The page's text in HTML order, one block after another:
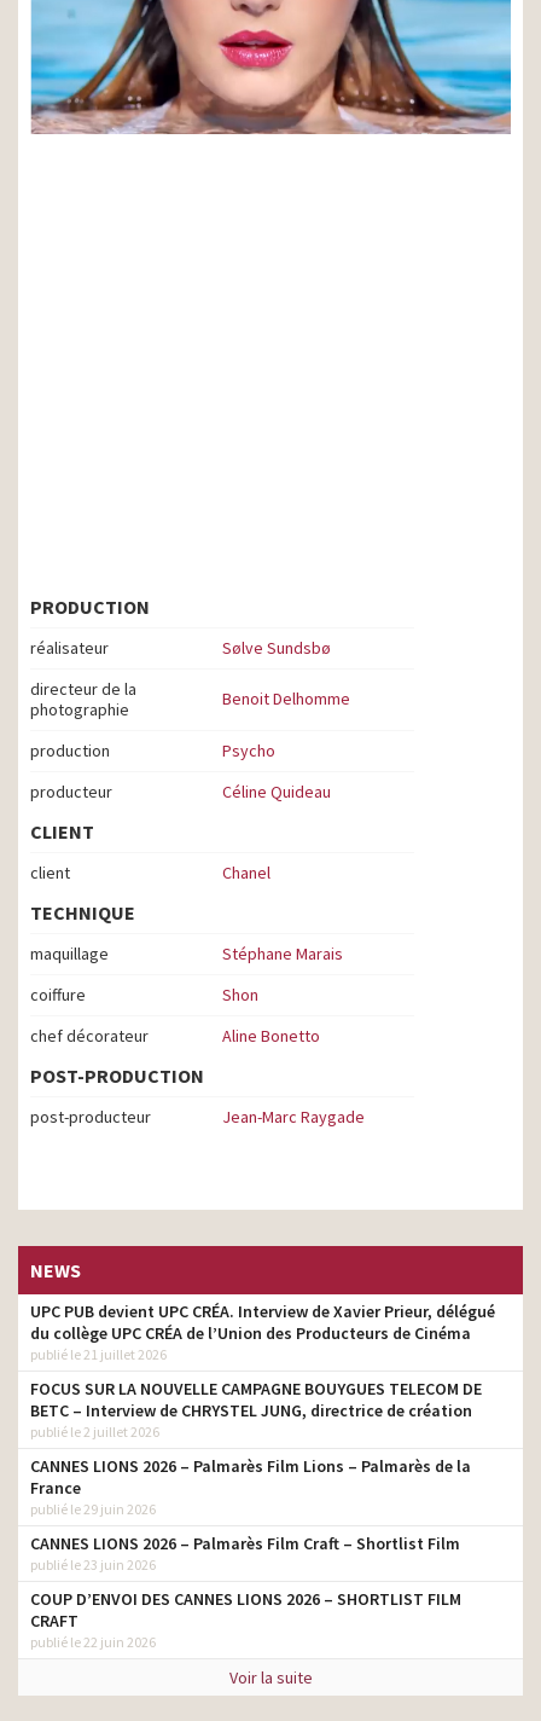
PRODUCTION
réalisateur
Sølve Sundsbø
directeur de la
photographie
Benoit Delhomme
production
Psycho
producteur
Céline Quideau
CLIENT
client Chanel
TECHNIQUE
maquillage
Stéphane Marais
coiffure
Shon
chef décorateur
Aline Bonetto
POST-PRODUCTION
post-producteur Jean-Marc Raygade
NEWS
UPC PUB devient UPC CRÉA. Interview de Xavier Prieur, délégué
du collège UPC CRÉA de l’Union des Producteurs de Cinéma
publié le 21 juillet 2026
FOCUS SUR LA NOUVELLE CAMPAGNE BOUYGUES TELECOM DE
BETC – Interview de CHRYSTEL JUNG, directrice de création
publié le 2 juillet 2026
CANNES LIONS 2026 – Palmarès Film Lions – Palmarès de la
France
publié le 29 juin 2026
CANNES LIONS 2026 – Palmarès Film Craft – Shortlist Film
publié le 23 juin 2026
COUP D’ENVOI DES CANNES LIONS 2026 – SHORTLIST FILM
CRAFT
publié le 22 juin 2026
Voir la suite